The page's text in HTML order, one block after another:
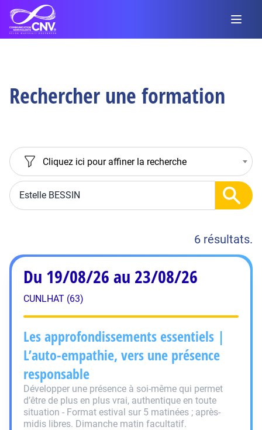
Rechercher une formation
Cliquez ici pour affiner la recherche
6 résultats.
Du 19/08/26 au 23/08/26
CUNLHAT (63)
Les approfondissements essentiels |
L’auto-empathie, vers une présence
responsable
Développer une présence à soi-même qui permet
d’être de plus en plus vrai, authentique en toute
situation - Format estival sur 5 matinées ; après-
midis libres. Dimanche matin facultatif.